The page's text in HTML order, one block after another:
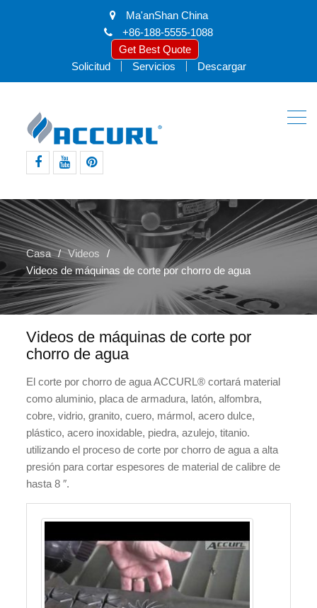
Ma'anShan China
+86-188-5555-1088
Get Best Quote
Solicitud
Servicios Descargar
Casa
Videos
Videos de máquinas de corte por chorro de agua
Videos de máquinas de corte por
chorro de agua
El corte por chorro de agua ACCURL® cortará material
como aluminio, placa de armadura, latón, alfombra,
cobre, vidrio, granito, cuero, mármol, acero dulce,
plástico, acero inoxidable, piedra, azulejo, titanio.
utilizando el proceso de corte por chorro de agua a alta
presión para cortar espesores de material de calibre de
hasta 8 ″.